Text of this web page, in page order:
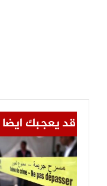
قد يعجبك ايضا